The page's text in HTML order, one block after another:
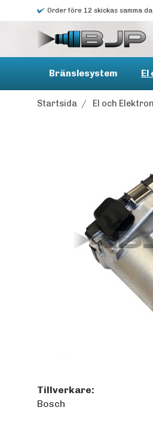
Order före 12 skickas samma
Bränslesystem El
Startsida / El och
Tillverkare:
Bosch